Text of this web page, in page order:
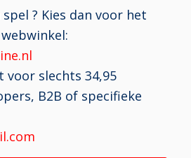
? Kies dan voor het
voor slechts 34,95
B2B of specifieke